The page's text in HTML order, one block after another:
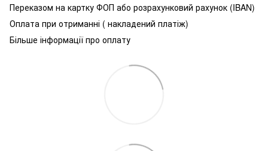
Переказом на картку ФОП або розрахунковий рахунок (IBAN)
Оплата при отриманні ( накладений платіж)
Більше інформації про оплату